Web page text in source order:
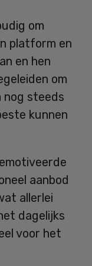
om
platform en
en hen
om
nog steeds
kunnen
aanbod
allerlei
dagelijks
voor het